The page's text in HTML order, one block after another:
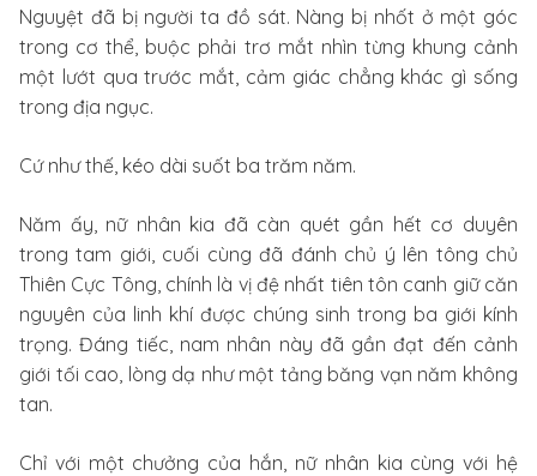
Nguyệt đã bị người ta đồ sát. Nàng bị nhốt ở một góc
trong cơ thể, buộc phải trơ mắt nhìn từng khung cảnh
một lướt qua trước mắt, cảm giác chẳng khác gì sống
trong địa ngục.
Cứ như thế, kéo dài suốt ba trăm năm.
Năm ấy, nữ nhân kia đã càn quét gần hết cơ duyên
trong tam giới, cuối cùng đã đánh chủ ý lên tông chủ
Thiên Cực Tông, chính là vị đệ nhất tiên tôn canh giữ căn
nguyên của linh khí được chúng sinh trong ba giới kính
trọng. Đáng tiếc, nam nhân này đã gần đạt đến cảnh
giới tối cao, lòng dạ như một tảng băng vạn năm không
tan.
Chỉ với một chưởng của hắn, nữ nhân kia cùng với hệ